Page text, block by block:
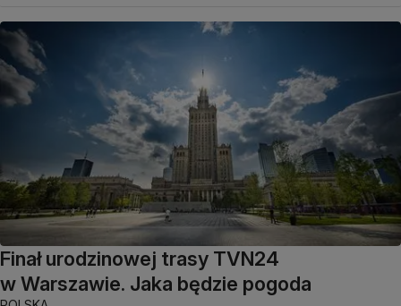
Finał urodzinowej trasy TVN24
w Warszawie. Jaka będzie pogoda